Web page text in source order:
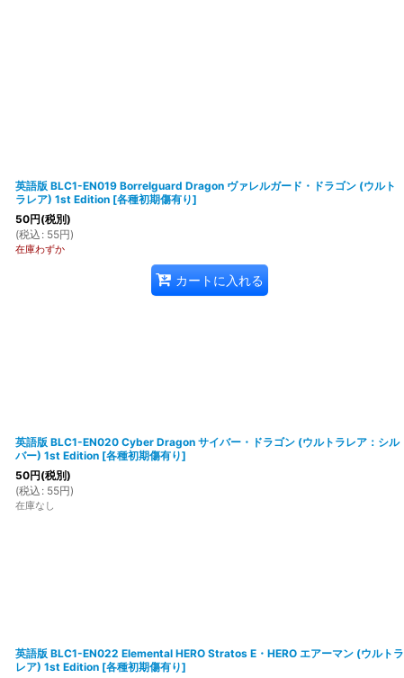
英語版 BLC1-EN019 Borrelguard Dragon ヴァレルガード・ドラゴン (ウルト
ラレア) 1st Edition [各種初期傷有り]
50円(税別)
(税込 : 55円)
在庫わずか
カートに入れる
英語版 BLC1-EN020 Cyber Dragon サイバー・ドラゴン (ウルトラレア：シル
バー) 1st Edition [各種初期傷有り]
50円(税別)
(税込 : 55円)
在庫なし
英語版 BLC1-EN022 Elemental HERO Stratos E・HERO エアーマン (ウルトラ
レア) 1st Edition [各種初期傷有り]